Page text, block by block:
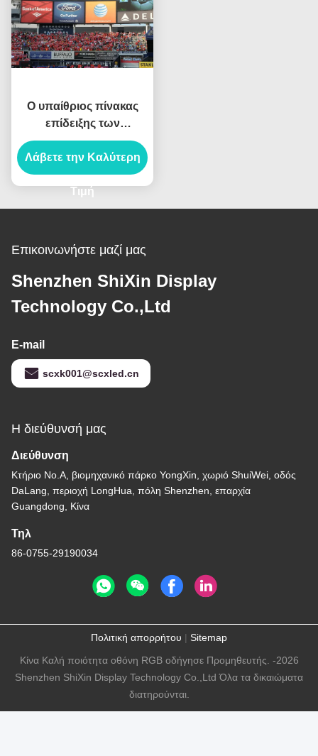
Ο υπαίθριος πίνακας
επίδειξης των
οδηγήσεων P10 SMD
IP65 οδήγησε την
οθόνη για το δικαστήριο
7500Cd ποδοσφαίρου
Λάβετε την Καλύτερη
Τιμή
Επικοινωνήστε μαζί μας
Shenzhen ShiXin Display
Technology Co.,Ltd
E-mail
scxk001@scxled.cn
Η διεύθυνσή μας
Διεύθυνση
Κτήριο No.A, βιομηχανικό πάρκο YongXin, χωριό ShuiWei, οδός
DaLang, περιοχή LongHua, πόλη Shenzhen, επαρχία
Guangdong, Κίνα
Τηλ
86-0755-29190034
Πολιτική απορρήτου | Sitemap
Κίνα Καλή ποιότητα οθόνη RGB οδήγησε Προμηθευτής. -2026
Shenzhen ShiXin Display Technology Co.,Ltd Όλα τα δικαιώματα
διατηρούνται.